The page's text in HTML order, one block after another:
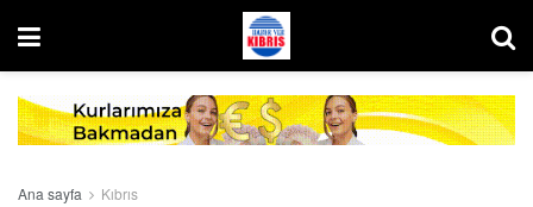
Ana sayfa Kıbrıs